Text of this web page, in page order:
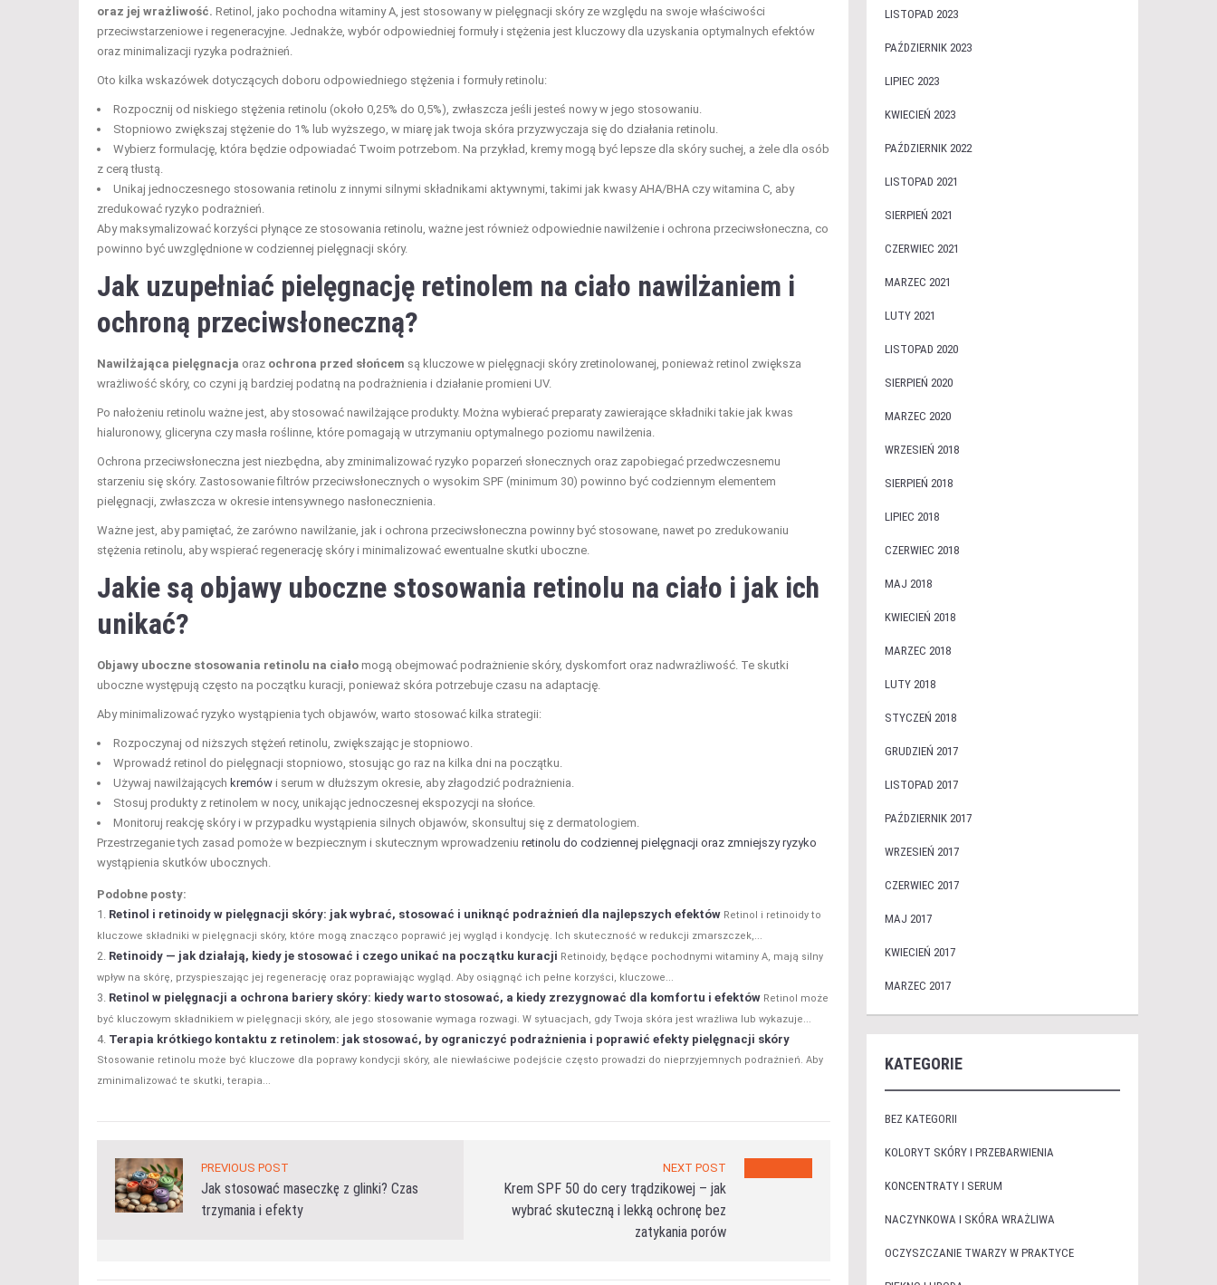
oraz jej wrażliwość. Retinol, jako pochodna witaminy A, jest stosowany w pielęgnacji skóry ze względu na swoje właściwości
przeciwstarzeniowe i regeneracyjne. Jednakże, wybór odpowiedniej formuły i stężenia jest kluczowy dla uzyskania optymalnych efektów
oraz minimalizacji ryzyka podrażnień.
Oto kilka wskazówek dotyczących doboru odpowiedniego stężenia i formuły retinolu:
Rozpocznij od niskiego stężenia retinolu (około 0,25% do 0,5%), zwłaszcza jeśli jesteś nowy w jego stosowaniu.
Stopniowo zwiększaj stężenie do 1% lub wyższego, w miarę jak twoja skóra przyzwyczaja się do działania retinolu.
Wybierz formulację, która będzie odpowiadać Twoim potrzebom. Na przykład, kremy mogą być lepsze dla skóry suchej, a żele dla osób
z cerą tłustą.
Unikaj jednoczesnego stosowania retinolu z innymi silnymi składnikami aktywnymi, takimi jak kwasy AHA/BHA czy witamina C, aby
zredukować ryzyko podrażnień.
Aby maksymalizować korzyści płynące ze stosowania retinolu, ważne jest również odpowiednie nawilżenie i ochrona przeciwsłoneczna, co
powinno być uwzględnione w codziennej pielęgnacji skóry.
Jak uzupełniać pielęgnację retinolem na ciało nawilżaniem i
ochroną przeciwsłoneczną?
Nawilżająca pielęgnacja oraz ochrona przed słońcem są kluczowe w pielęgnacji skóry zretinolowanej, ponieważ retinol zwiększa
wrażliwość skóry, co czyni ją bardziej podatną na podrażnienia i działanie promieni UV.
Po nałożeniu retinolu ważne jest, aby stosować nawilżające produkty. Można wybierać preparaty zawierające składniki takie jak kwas
hialuronowy, gliceryna czy masła roślinne, które pomagają w utrzymaniu optymalnego poziomu nawilżenia.
Ochrona przeciwsłoneczna jest niezbędna, aby zminimalizować ryzyko poparzeń słonecznych oraz zapobiegać przedwczesnemu
starzeniu się skóry. Zastosowanie filtrów przeciwsłonecznych o wysokim SPF (minimum 30) powinno być codziennym elementem
pielęgnacji, zwłaszcza w okresie intensywnego nasłonecznienia.
Ważne jest, aby pamiętać, że zarówno nawilżanie, jak i ochrona przeciwsłoneczna powinny być stosowane, nawet po zredukowaniu
stężenia retinolu, aby wspierać regenerację skóry i minimalizować ewentualne skutki uboczne.
Jakie są objawy uboczne stosowania retinolu na ciało i jak ich
unikać?
Objawy uboczne stosowania retinolu na ciało mogą obejmować podrażnienie skóry, dyskomfort oraz nadwrażliwość. Te skutki
uboczne występują często na początku kuracji, ponieważ skóra potrzebuje czasu na adaptację.
Aby minimalizować ryzyko wystąpienia tych objawów, warto stosować kilka strategii:
Rozpoczynaj od niższych stężeń retinolu, zwiększając je stopniowo.
Wprowadź retinol do pielęgnacji stopniowo, stosując go raz na kilka dni na początku.
Używaj nawilżających kremów i serum w dłuższym okresie, aby złagodzić podrażnienia.
Stosuj produkty z retinolem w nocy, unikając jednoczesnej ekspozycji na słońce.
Monitoruj reakcję skóry i w przypadku wystąpienia silnych objawów, skonsultuj się z dermatologiem.
Przestrzeganie tych zasad pomoże w bezpiecznym i skutecznym wprowadzeniu retinolu do codziennej pielęgnacji oraz zmniejszy ryzyko
wystąpienia skutków ubocznych.
Podobne posty:
Retinol i retinoidy w pielęgnacji skóry: jak wybrać, stosować i uniknąć podrażnień dla najlepszych efektów Retinol i retinoidy to
kluczowe składniki w pielęgnacji skóry, które mogą znacząco poprawić jej wygląd i kondycję. Ich skuteczność w redukcji zmarszczek,...
Retinoidy — jak działają, kiedy je stosować i czego unikać na początku kuracji Retinoidy, będące pochodnymi witaminy A, mają silny
wpływ na skórę, przyspieszając jej regenerację oraz poprawiając wygląd. Aby osiągnąć ich pełne korzyści, kluczowe...
Retinol w pielęgnacji a ochrona bariery skóry: kiedy warto stosować, a kiedy zrezygnować dla komfortu i efektów Retinol może
być kluczowym składnikiem w pielęgnacji skóry, ale jego stosowanie wymaga rozwagi. W sytuacjach, gdy Twoja skóra jest wrażliwa lub wykazuje...
Terapia krótkiego kontaktu z retinolem: jak stosować, by ograniczyć podrażnienia i poprawić efekty pielęgnacji skóry
Stosowanie retinolu może być kluczowe dla poprawy kondycji skóry, ale niewłaściwe podejście często prowadzi do nieprzyjemnych podrażnień. Aby
zminimalizować te skutki, terapia...
PREVIOUS POST
Jak stosować maseczkę z glinki? Czas
trzymania i efekty
NEXT POST
Krem SPF 50 do cery trądzikowej – jak
wybrać skuteczną i lekką ochronę bez
zatykania porów
LISTOPAD 2023
PAŹDZIERNIK 2023
LIPIEC 2023
KWIECIEŃ 2023
PAŹDZIERNIK 2022
LISTOPAD 2021
SIERPIEŃ 2021
CZERWIEC 2021
MARZEC 2021
LUTY 2021
LISTOPAD 2020
SIERPIEŃ 2020
MARZEC 2020
WRZESIEŃ 2018
SIERPIEŃ 2018
LIPIEC 2018
CZERWIEC 2018
MAJ 2018
KWIECIEŃ 2018
MARZEC 2018
LUTY 2018
STYCZEŃ 2018
GRUDZIEŃ 2017
LISTOPAD 2017
PAŹDZIERNIK 2017
WRZESIEŃ 2017
CZERWIEC 2017
MAJ 2017
KWIECIEŃ 2017
MARZEC 2017
KATEGORIE
BEZ KATEGORII
KOLORYT SKÓRY I PRZEBARWIENIA
KONCENTRATY I SERUM
NACZYNKOWA I SKÓRA WRAŻLIWA
OCZYSZCZANIE TWARZY W PRAKTYCE